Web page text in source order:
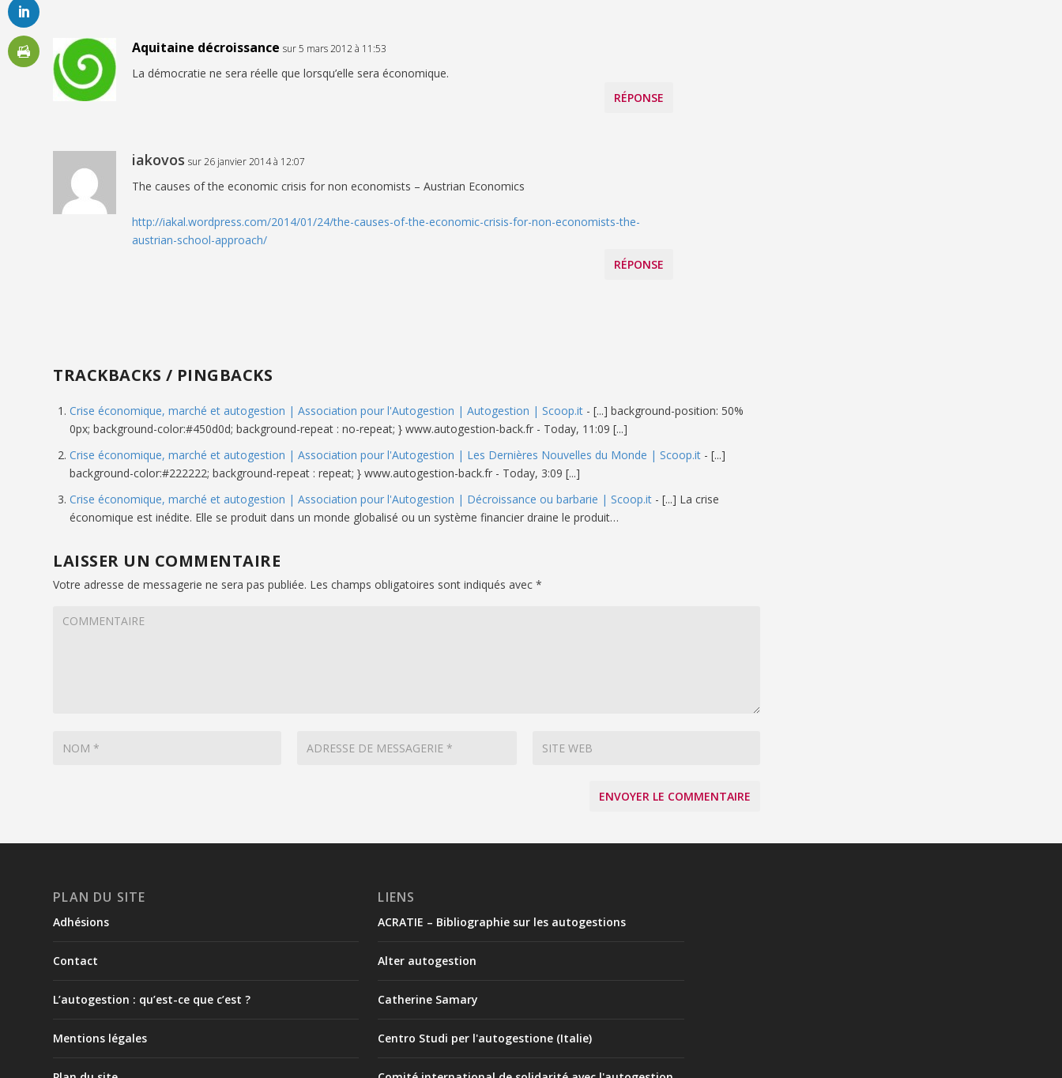
Aquitaine décroissance sur 5 mars 2012 à 11:53
La démocratie ne sera réelle que lorsqu’elle sera économique.
RÉPONSE
iakovos sur 26 janvier 2014 à 12:07
The causes of the economic crisis for non economists – Austrian Economics
http://iakal.wordpress.com/2014/01/24/the-causes-of-the-economic-crisis-for-non-economists-the-
austrian-school-approach/
RÉPONSE
TRACKBACKS / PINGBACKS
Crise économique, marché et autogestion | Association pour l'Autogestion | Autogestion | Scoop.it - [...] background-position: 50%
0px; background-color:#450d0d; background-repeat : no-repeat; } www.autogestion-back.fr - Today, 11:09 [...]
Crise économique, marché et autogestion | Association pour l'Autogestion | Les Dernières Nouvelles du Monde | Scoop.it - [...]
background-color:#222222; background-repeat : repeat; } www.autogestion-back.fr - Today, 3:09 [...]
Crise économique, marché et autogestion | Association pour l'Autogestion | Décroissance ou barbarie | Scoop.it - [...] La crise
économique est inédite. Elle se produit dans un monde globalisé ou un système financier draine le produit…
LAISSER UN COMMENTAIRE
Votre adresse de messagerie ne sera pas publiée. Les champs obligatoires sont indiqués avec*
PLAN DU SITE
Adhésions
Contact
L’autogestion : qu’est-ce que c’est ?
Mentions légales
LIENS
ACRATIE – Bibliographie sur les autogestions
Alter autogestion
Catherine Samary
Centro Studi per l'autogestione (Italie)